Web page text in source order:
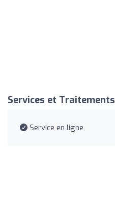
Services et Traitements
Service en ligne